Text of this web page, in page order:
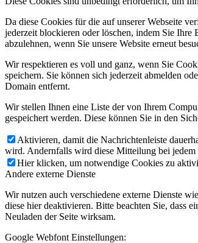
Da diese Cookies für die auf unserer Webseite
jederzeit blockieren oder löschen, indem Sie
abzulehnen, wenn Sie unsere Website erneut
Wir respektieren es voll und ganz, wenn Sie
speichern. Sie können sich jederzeit abmelden
Domain entfernt.
Wir stellen Ihnen eine Liste der von Ihrem
gespeichert werden. Diese können Sie in den
Aktivieren, damit die Nachrichtenleiste
wird. Andernfalls wird diese Mitteilung bei jedem
Hier klicken, um notwendige Cookies zu
Andere externe Dienste
Wir nutzen auch verschiedene externe Dienste
diese hier deaktivieren. Bitte beachten Sie, dass
Neuladen der Seite wirksam.
Google Webfont Einstellungen: